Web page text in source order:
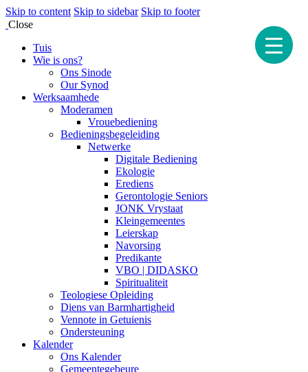
Skip to content Skip to sidebar Skip to footer
Close
Tuis
Wie is ons?
Ons Sinode
Our Synod
Werksaamhede
Moderamen
Vrouebediening
Bedieningsbegeleiding
Netwerke
Digitale Bediening
Ekologie
Erediens
Gerontologie Seniors
JONK Vrystaat
Kleingemeentes
Leierskap
Navorsing
Predikante
VBO | DIDASKO
Spiritualiteit
Teologiese Opleiding
Diens van Barmhartigheid
Vennote in Getuienis
Ondersteuning
Kalender
Ons Kalender
Gemeentegebeure